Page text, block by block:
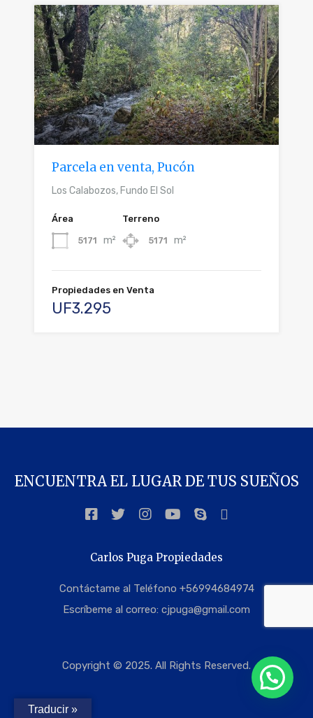
Parcela en venta, Pucón
Los Calabozos, Fundo El Sol
Área
5171 m²
Terreno
5171 m²
Propiedades en Venta
UF3.295
ENCUENTRA EL LUGAR DE TUS SUEÑOS
Carlos Puga Propiedades
Contáctame al Teléfono +56994684974
Escríbeme al correo: cjpuga@gmail.com
Copyright © 2025. All Rights Reserved.
Traducir »